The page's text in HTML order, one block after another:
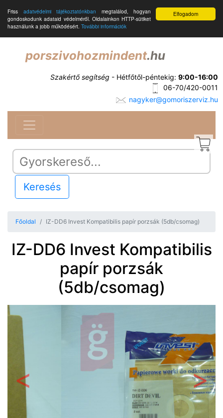
Elfogadom
Friss adatvédelmi tájékoztatónkban megtalálod, hogyan
gondoskodunk adataid védelméről. Oldalainkon HTTP-sütiket
használunk a jobb működésért. További információk
porszivohozmindent.hu
Szakértő segítség - Hétfőtől-péntekig: 9:00-16:00
06-70/420-0011
nagyker@gomoriszerviz.hu
Keresés
Főoldal IZ-DD6 Invest Kompatibilis papír porzsák (5db/csomag)
IZ-DD6 Invest Kompatibilis
papír porzsák
(5db/csomag)
Előző